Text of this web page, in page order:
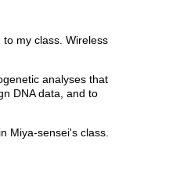
my class. Wireless
analyses that
DNA data, and to
Miya-sensei's class.